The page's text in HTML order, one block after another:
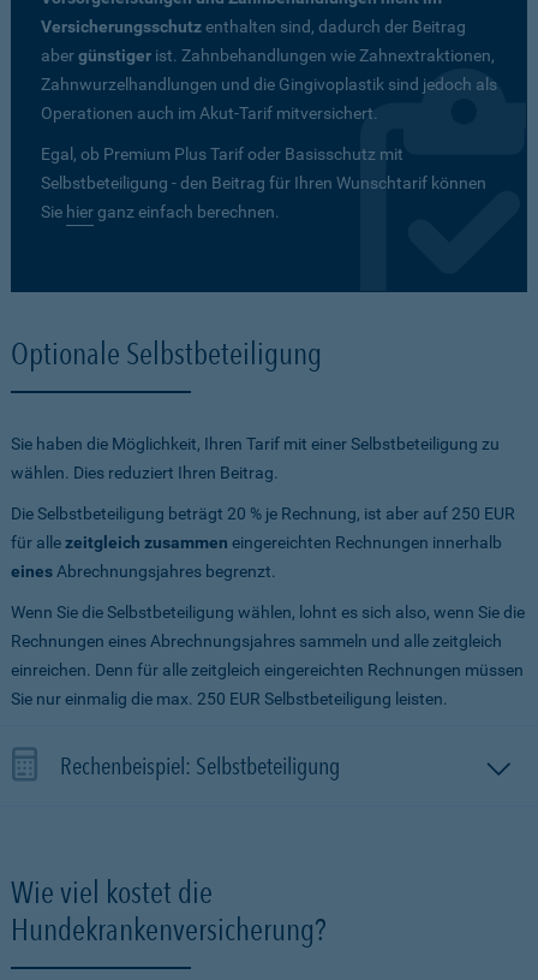
Versicherungsschutzenthalten sind, dadurch der Beitrag
abergünstiger ist. Zahnbehandlungen wie Zahnextraktionen,
Zahnwurzelhandlungen und die Gingivoplastik sind jedoch als
Operationen auch im Akut-Tarif mitversichert.
Egal, ob Premium Plus Tarif oder Basisschutz mit
Selbstbeteiligung - den Beitrag für Ihren Wunschtarif können
Sie hierganz einfach berechnen.
Optionale Selbstbeteiligung
Sie haben die Möglichkeit, Ihren Tarif mit einer Selbstbeteiligung zu
wählen. Dies reduziert Ihren Beitrag.
Die Selbstbeteiligung beträgt 20 % je Rechnung, ist aber auf 250 EUR
für allezeitgleich zusammen eingereichten Rechnungen innerhalb
eines Abrechnungsjahres begrenzt.
Wenn Sie die Selbstbeteiligung wählen, lohnt es sich also, wenn Sie die
Rechnungen eines Abrechnungsjahres sammeln und alle zeitgleich
einreichen. Denn für alle zeitgleich eingereichten Rechnungen müssen
Sie nur einmalig die max. 250 EUR Selbstbeteiligung leisten.
Rechenbeispiel: Selbstbeteiligung
Wie viel kostet die
Hundekrankenversicherung?